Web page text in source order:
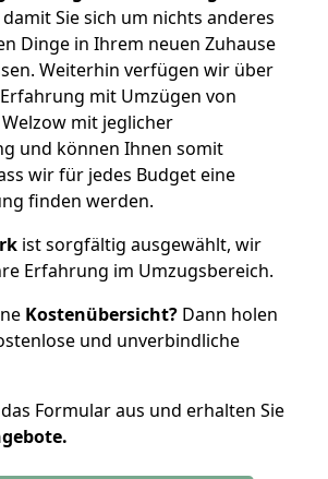
Sie sich um nichts anderes
Dinge in Ihrem neuen Zuhause
Weiterhin verfügen wir über
mit Umzügen von
mit jeglicher
und können Ihnen somit
wir für jedes Budget eine
finden werden.
ist sorgfältig ausgewählt, wir
Erfahrung im Umzugsbereich.
Kostenübersicht? Dann holen
und unverbindliche
Formular aus und erhalten Sie